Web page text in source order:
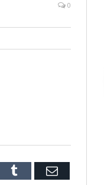
0
Tumblr Email